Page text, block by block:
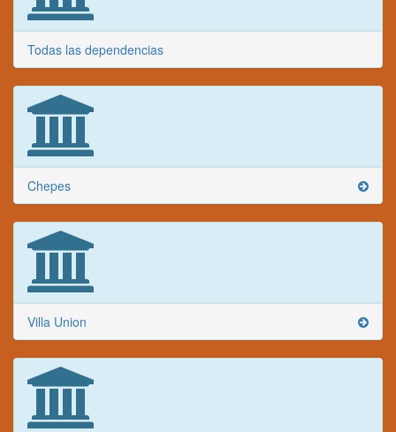
Todas las dependencias
Chepes
Villa Union